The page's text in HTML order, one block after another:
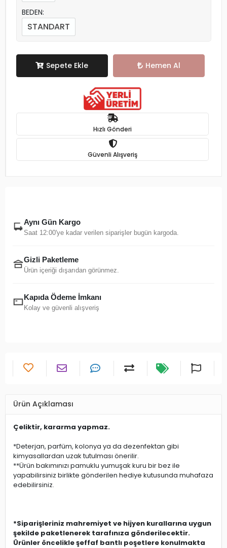
BEDEN:
STANDART
Sepete Ekle Hemen Al
Hızlı Gönderi
Güvenli Alışveriş
Aynı Gün Kargo
Saat 12:00'ye kadar verilen siparişler bugün kargoda.
Gizli Paketleme
Ürün içeriği dışarıdan görünmez.
Kapıda Ödeme İmkanı
Kolay ve güvenli alışveriş
Ürün Açıklaması
Çeliktir, kararma yapmaz.
*Deterjan, parfüm, kolonya ya da dezenfektan gibi
kimyasallardan uzak tutulması önerilir.
**Ürün bakımınızı pamuklu yumuşak kuru bir bez ile
yapabilirsiniz birlikte gönderilen hediye kutusunda muhafaza
edebilirsiniz.
*Siparişleriniz mahremiyet ve hijyen kurallarına uygun
şekilde paketlenerek tarafınıza gönderilecektir.
Ürünler öncelikle şeffaf bantlı poşetlere konulmakta